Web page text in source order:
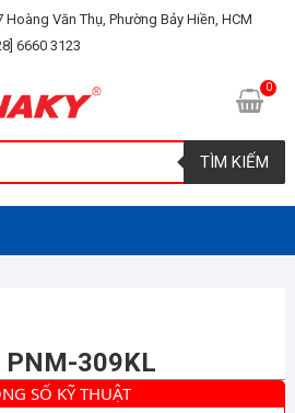
Văn Thụ, Phường Bảy Hiền, HCM
6660 3123
0
TÌM KIẾM
PNM-309KL
SỐ KỸ THUẬT